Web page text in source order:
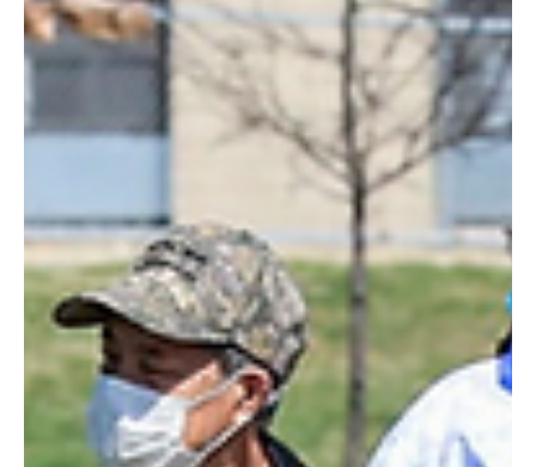
3 nov 2020 1 min de lectura
TODOS LOS COLEGIOS ELECTORALES
ABIERTOS, EXCEPTO ALASKA Y HAWAI. CRECE
✍️ Redacción 📷Votantes en Austin, Texas. Asociated Press A esta
hora todos los colegios electorales en Estados Unidos están
abiertos,...